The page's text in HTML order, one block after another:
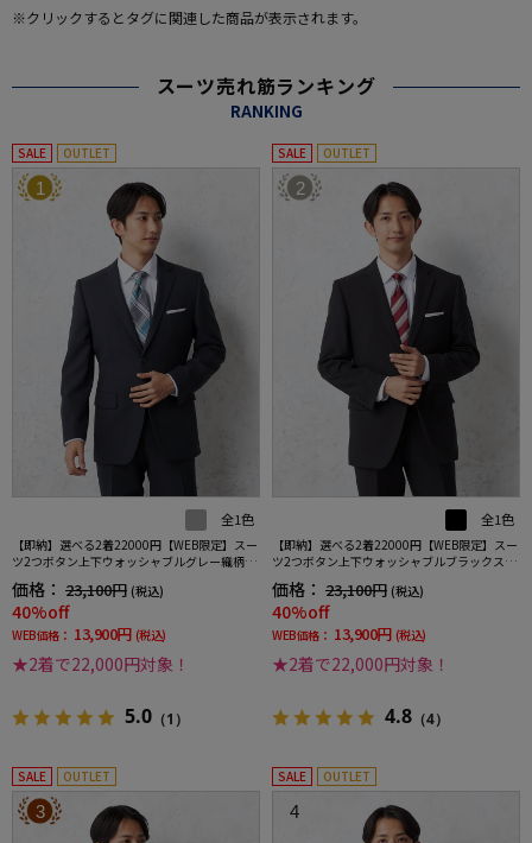
※クリックするとタグに関連した商品が表示されます。
スーツ売れ筋ランキング
RANKING
SALE OUTLET
1
全1色
【即納】選べる2着22000円【WEB限定】スー
ツ2つボタン上下ウォッシャブルグレー織柄無
地3シーズン対応
価格： 23,100円 (税込)
40%off
WEB価格： 13,900円 (税込)
★2着で22,000円対象！
5.0 （1）
SALE OUTLET
2
全1色
【即納】選べる2着22000円【WEB限定】スー
ツ2つボタン上下ウォッシャブルブラックスト
ライプ3シーズン対応
価格： 23,100円 (税込)
40%off
WEB価格： 13,900円 (税込)
★2着で22,000円対象！
4.8 （4）
SALE OUTLET
3
SALE OUTLET
4